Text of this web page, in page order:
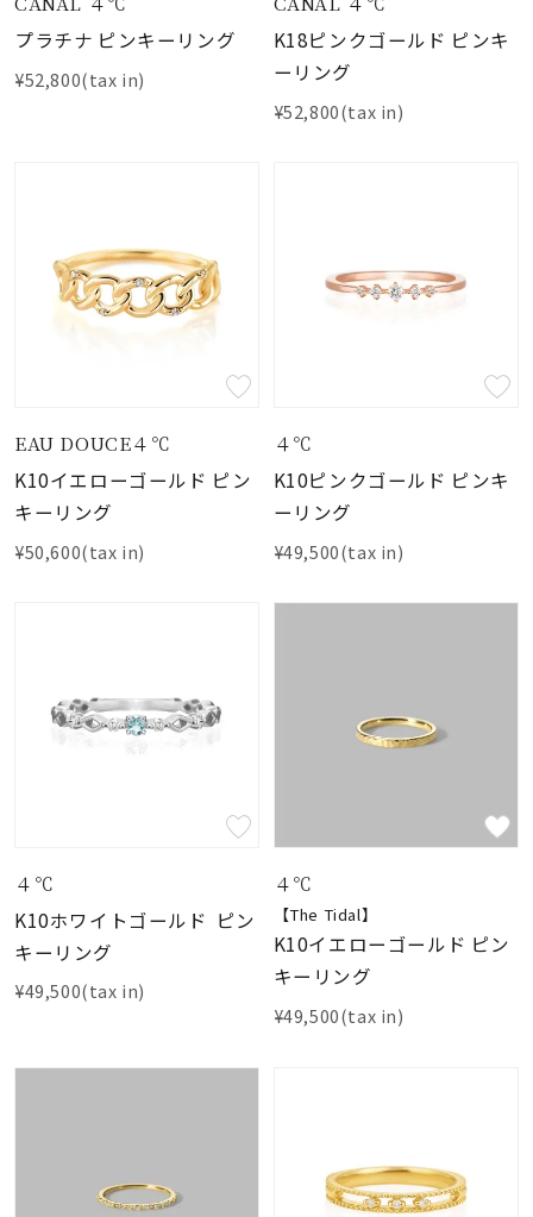
プラチナ ピンキーリング
¥52,800(tax in)
K18ピンクゴールド ピンキ
ーリング
¥52,800(tax in)
EAU DOUCE４℃
K10イエローゴールド ピン
キーリング
¥50,600(tax in)
４℃
K10ピンクゴールド ピンキ
ーリング
¥49,500(tax in)
４℃
K10ホワイトゴールド ピン
キーリング
¥49,500(tax in)
４℃
【The Tidal】
K10イエローゴールド ピン
キーリング
¥49,500(tax in)